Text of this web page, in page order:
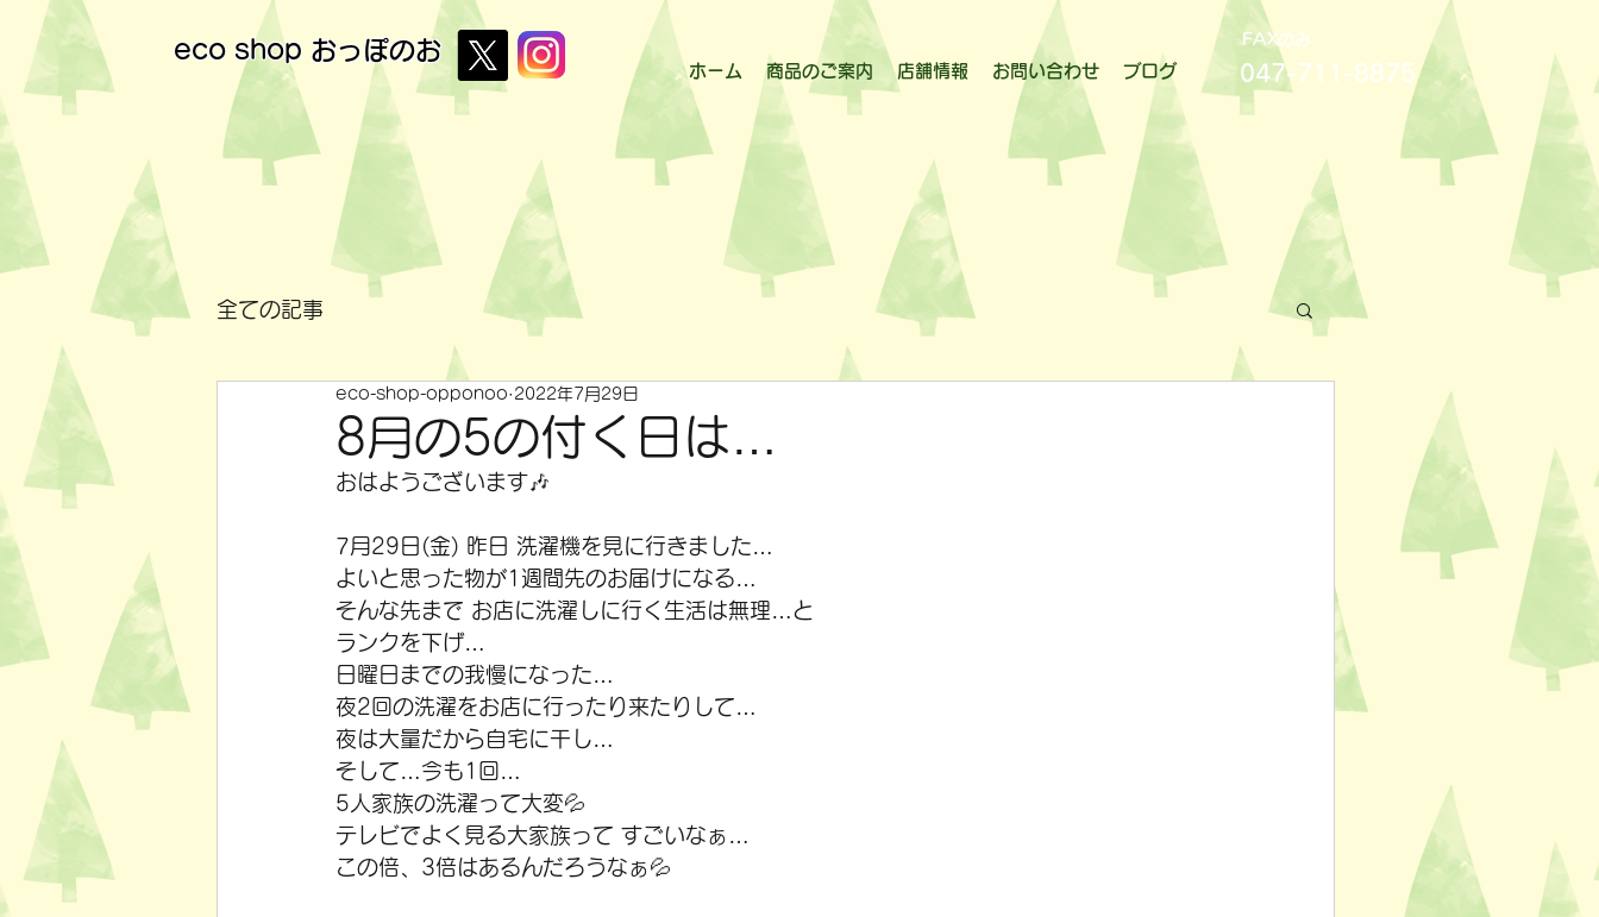
eco shop おっぽのお
ホーム 商品のご案内 店舗情報 お問い合わせ ブログ 047-711-8875
FAXのみ
全ての記事
8月の5の付く日は…
eco-shop-opponoo 2022年7月29日
おはようございます🎶
7月29日(金) 昨日 洗濯機を見に行きました…
よいと思った物が1週間先のお届けになる…
そんな先まで お店に洗濯しに行く生活は無理…と
ランクを下げ…
日曜日までの我慢になった…
夜2回の洗濯をお店に行ったり来たりして…
夜は大量だから自宅に干し…
そして…今も1回…
5人家族の洗濯って大変💦
テレビでよく見る大家族って すごいなぁ…
この倍、3倍はあるんだろうなぁ💦